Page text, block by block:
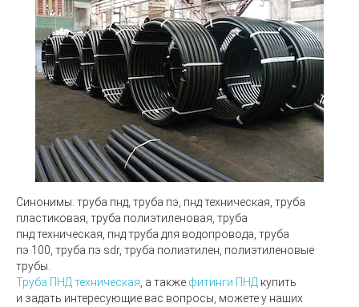
Синонимы: труба пнд, труба пэ, пнд техническая, труба
пластиковая, труба полиэтиленовая, труба
пнд техническая, пнд труба для водопровода, труба
пэ 100, труба пэ sdr, труба полиэтилен, полиэтиленовые
трубы.
Труба ПНД техническая , а также фитинги ПНД купить
и задать интересующие вас вопросы, можете у наших